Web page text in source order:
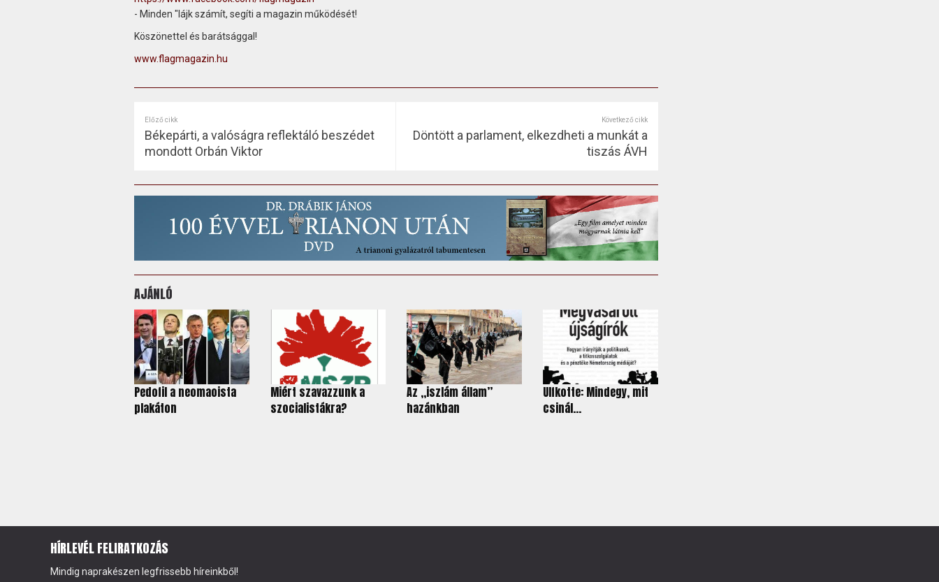
- Minden "lájk számít, segíti a magazin működését!
Köszönettel és barátsággal!
www.flagmagazin.hu
Előző cikk
Békepárti, a valóságra reflektáló beszédet
mondott Orbán Viktor
Következő cikk
Döntött a parlament, elkezdheti a munkát a
tiszás ÁVH
AJÁNLÓ
Pedofil a neomaoista
plakáton
Miért szavazzunk a
szocialistákra?
Az „iszlám állam”
hazánkban
Ulfkotte: Mindegy, mit
csinál...
HÍRLEVÉL FELIRATKOZÁS
Mindig naprakészen legfrissebb híreinkből!